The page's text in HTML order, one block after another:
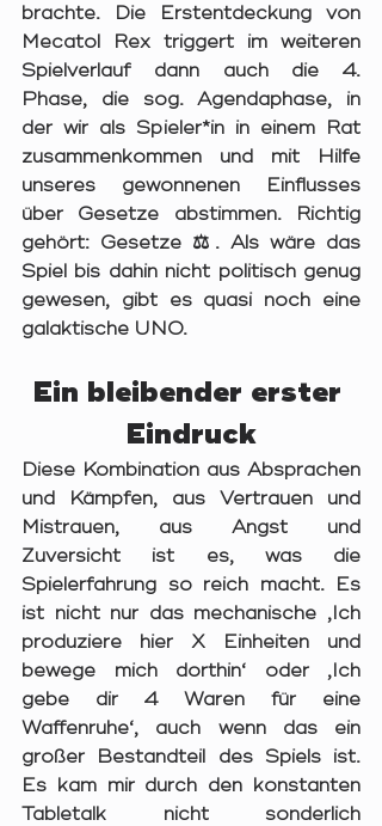
brachte. Die Erstentdeckung von
Mecatol Rex triggert im weiteren
Spielverlauf dann auch die 4.
Phase, die sog. Agendaphase, in
der wir als Spieler*in in einem Rat
zusammenkommen und mit Hilfe
unseres gewonnenen Einflusses
über Gesetze abstimmen. Richtig
gehört: Gesetze ⚖️. Als wäre das
Spiel bis dahin nicht politisch genug
gewesen, gibt es quasi noch eine
galaktische UNO.
Ein bleibender erster
Eindruck
Diese Kombination aus Absprachen
und Kämpfen, aus Vertrauen und
Mistrauen, aus Angst und
Zuversicht ist es, was die
Spielerfahrung so reich macht. Es
ist nicht nur das mechanische ‚Ich
produziere hier X Einheiten und
bewege mich dorthin‘ oder ‚Ich
gebe dir 4 Waren für eine
Waffenruhe‘, auch wenn das ein
großer Bestandteil des Spiels ist.
Es kam mir durch den konstanten
Tabletalk nicht sonderlich